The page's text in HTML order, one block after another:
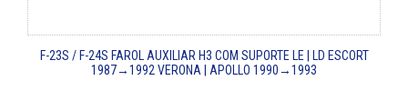
F-23S / F-24S FAROL AUXILIAR H3 COM SUPORTE LE | LD ESCORT
1987→1992VERONA | APOLLO 1990→1993